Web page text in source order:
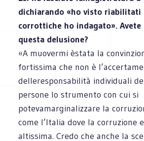
dichiarando «ho visto riabilitati
corrottiche ho indagato». Avete
questa delusione?
«A muovermi èstata la
fortissima che non è
delleresponsabilità individuali
persone lo strumento con cui si
potevamarginalizzare la
come l’Italia dove la corruzione
altissima. Credo che anche la